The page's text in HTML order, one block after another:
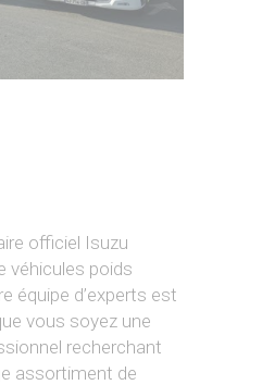
officiel Isuzu
véhicules poids
équipe d’experts est
vous soyez une
recherchant
assortiment de